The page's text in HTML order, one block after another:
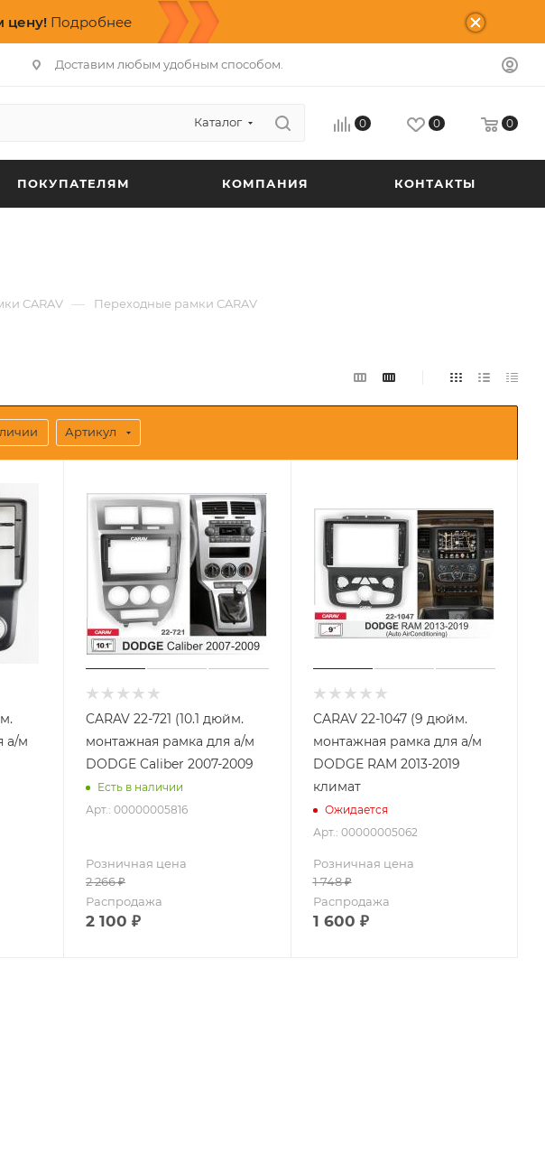
цену! Подробнее
Доставим любым удобным способом.
Каталог 0 0 0
ПОКУПАТЕЛЯМ КОМПАНИЯ КОНТАКТЫ
CARAV — Переходные рамки CARAV
Артикул
а/м
CARAV 22-721 (10.1 дюйм.
монтажная рамка для а/м
DODGE Caliber 2007-2009
Есть в наличии
Арт.: 00000005816
Розничная цена
2 266₽
Распродажа
2 100 ₽
CARAV 22-1047 (9 дюйм.
монтажная рамка для а/м
DODGE RAM 2013-2019
климат
Ожидается
Арт.: 00000005062
Розничная цена
1 748₽
Распродажа
1 600 ₽